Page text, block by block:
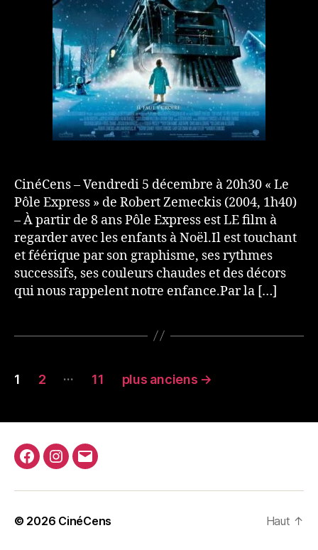
CinéCens – Vendredi 5 décembre à 20h30 « Le
Pôle Express » de Robert Zemeckis (2004, 1h40)
– À partir de 8 ans Pôle Express est LE film à
regarder avec les enfants à Noël.Il est touchant
et féérique par son graphisme, ses rythmes
successifs, ses couleurs chaudes et des décors
qui nous rappelent notre enfance.Par la […]
Pagination
publications
1 2 … 11 plus anciens →
Facebook
Instagram
E-
© 2026 CinéCens Haut ↑